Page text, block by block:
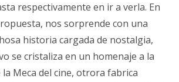
respectivamente en ir a verla. En
nos sorprende con una
historia cargada de nostalgia,
se cristaliza en un homenaje a la
Meca del cine, otrora fabrica